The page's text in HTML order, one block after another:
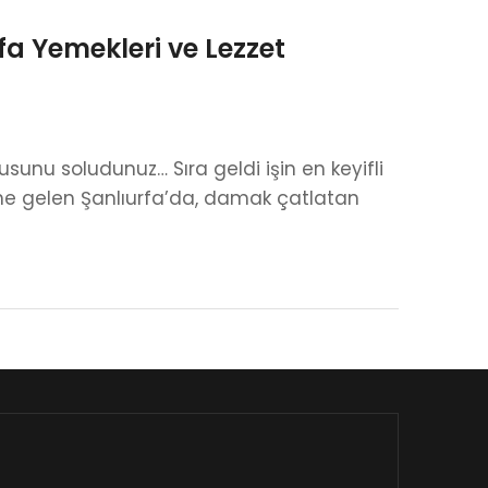
Yemekleri ve Lezzet
soludunuz… Sıra geldi işin en keyifli
gelen Şanlıurfa’da, damak çatlatan